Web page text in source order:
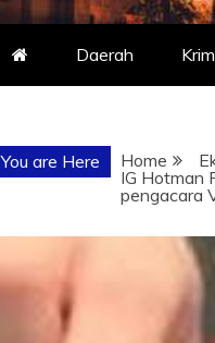
Daerah
You are Here Home
IG Hotman
pengacara